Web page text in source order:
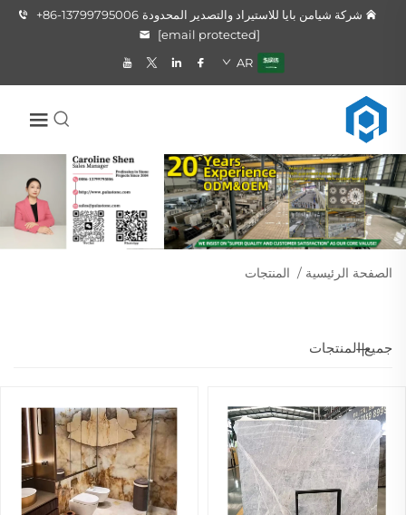
شركة شيامن بايا للاستيراد والتصدير المحدودة +86-13799795006
[email protected]
AR
الصفحة الرئيسية / المنتجات
جميع المنتجات